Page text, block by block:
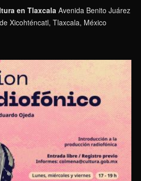
en Tlaxcala Avenida Benito Juárez
Xicohténcatl, Tlaxcala, México